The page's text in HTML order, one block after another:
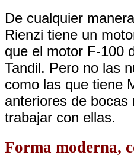
De cualquier
Rienzi tiene un
que el motor F-100
Tandil. Pero no las
como las que tiene
anteriores de
trabajar con ellas.
Forma moderna,